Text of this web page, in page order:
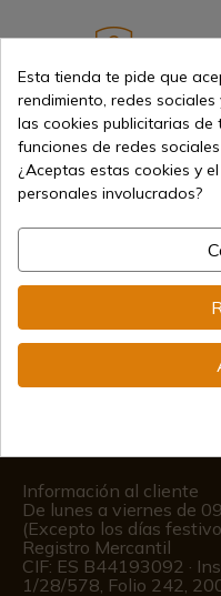
Envíos
Información
Información al cliente
De lunes a viernes de
(Excepto los días
Registro Mercantil
CIF: ES B44193092 ·
1/28/578, Folio 242,
Esta tienda te pide que
rendimiento, redes
las cookies publicitarias
funciones de redes
¿Aceptas estas cookies y
personales involucrados?